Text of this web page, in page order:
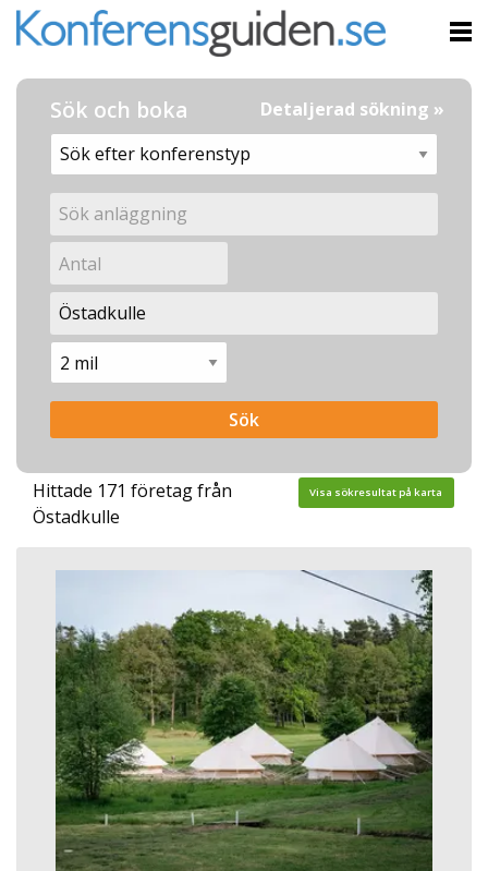
Sök och boka Detaljerad sökning »
Hittade 171 företag från
Östadkulle
Visa sökresultat på karta